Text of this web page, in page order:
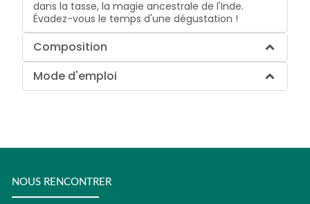
dans la tasse, la magie ancestrale de l'Inde.
Évadez-vous le temps d'une dégustation !
Composition
Mode d'emploi
NOUS RENCONTRER